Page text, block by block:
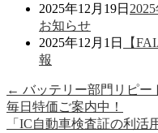
2025年12月19日
お知らせ
2025年12月1日
【
報
← バッテリー部門リピー
毎日特価ご案内中！
「IC自動車検査証の利